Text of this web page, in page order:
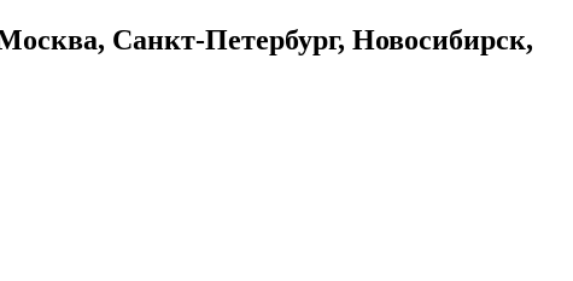
Санкт-Петербург, Новосибирск,